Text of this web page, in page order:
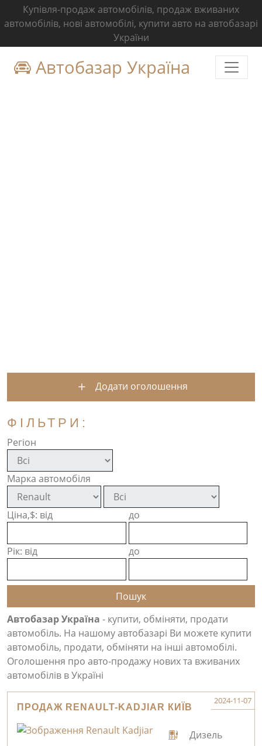
Купівля-продаж автомобілів, продаж вживаних
автомобілів, нові автомобілі, купити авто на автобазарі
України
Автобазар Україна
Додати оголошення
ФІЛЬТРИ:
Регіон
Марка автомобіля
Ціна,$: від до
Рік: від до
Автобазар Україна - купити, обміняти, продати
автомобіль. На нашому автобазарі Ви можете купити
автомобіль, продати, обміняти на інші автомобілі.
Оголошення про авто-продажу нових та вживаних
автомобілів в Україні
ПРОДАЖ RENAULT-KADJIAR КИЇВ
2024-11-07
Дизель